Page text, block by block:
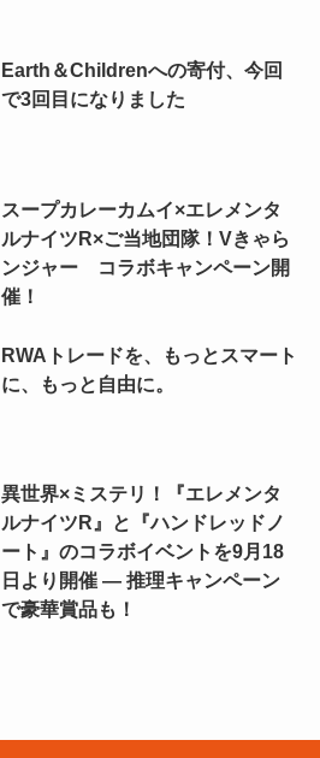
Earth＆Childrenへの寄付、今回
で3回目になりました
スープカレーカムイ×エレメンタ
ルナイツR×ご当地団隊！Vきゃら
ンジャー コラボキャンペーン開
催！
RWAトレードを、もっとスマート
に、もっと自由に。
異世界×ミステリ！『エレメンタ
ルナイツR』と『ハンドレッドノ
ート』のコラボイベントを9月18
日より開催 ― 推理キャンペーン
で豪華賞品も！